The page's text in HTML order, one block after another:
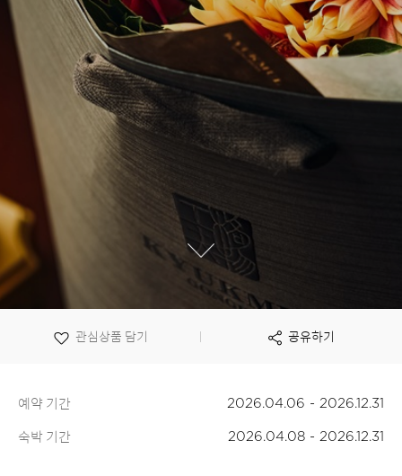
/
g
d
o
자
세
히
기
관심상품 담기 공유하기
예약 기간 2026.04.06 - 2026.12.31
숙박 기간 2026.04.08 - 2026.12.31